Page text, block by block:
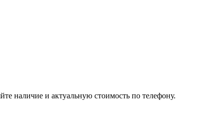
наличие и актуальную стоимость по телефону.